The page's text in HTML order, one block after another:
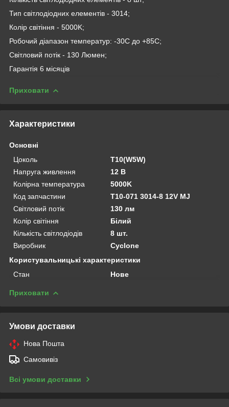
Тип світлодіодних елементів - 3014;
Колір світіння - 5000K;
Робочий діапазон температур: -30С до +85С;
Світловий потік - 130 Люмен;
Гарантія 6 місяців
Приховати
Характеристики
Основні
Цоколь
T10(W5W)
Напруга живлення
12 В
Колірна температура
5000K
Код запчастини
Т10-071 3014-8 12V MJ
Світловий потік
130 лм
Колір світіння
Білий
Кількість світлодіодів
8 шт.
Виробник
Cyclone
Користувальницькі характеристики
Стан
Нове
Приховати
Умови доставки
Нова Пошта
Самовивіз
Всі умови доставки